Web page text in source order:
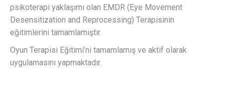
psikoterapi yaklaşımı olan EMDR (Eye Movement
Desensitization and Reprocessing) Terapisinin
eğitimlerini tamamlamıştır.
Oyun Terapisi Eğitimi’ni tamamlamış ve aktif olarak
uygulamasını yapmaktadır.